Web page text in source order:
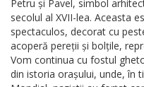
Petru și Pavel, simbol
secolul al XVII-lea. Aceasta
spectaculos, decorat cu
acoperă pereții și bolțile,
Vom continua cu fostul
din istoria orașului, unde, în